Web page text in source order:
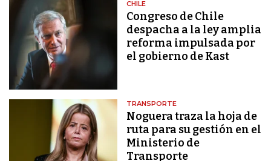
CHILE
Congreso de Chile
despacha a la ley amplia
reforma impulsada por
el gobierno de Kast
TRANSPORTE
Noguera traza la hoja de
ruta para su gestión en el
Ministerio de
Transporte